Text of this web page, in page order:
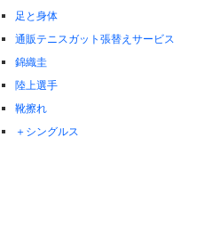
足と身体
通販テニスガット張替えサービス
錦織圭
陸上選手
靴擦れ
＋シングルス